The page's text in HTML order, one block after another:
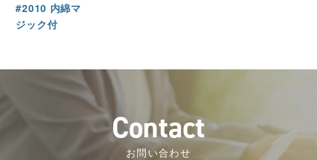
#2010 内綿マ
ジック付
Contact
お問い合わせ